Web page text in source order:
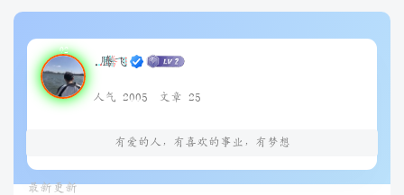
.腾飞
人气 2005 文章 25
有爱的人，有喜欢的事业，有梦想
最新更新